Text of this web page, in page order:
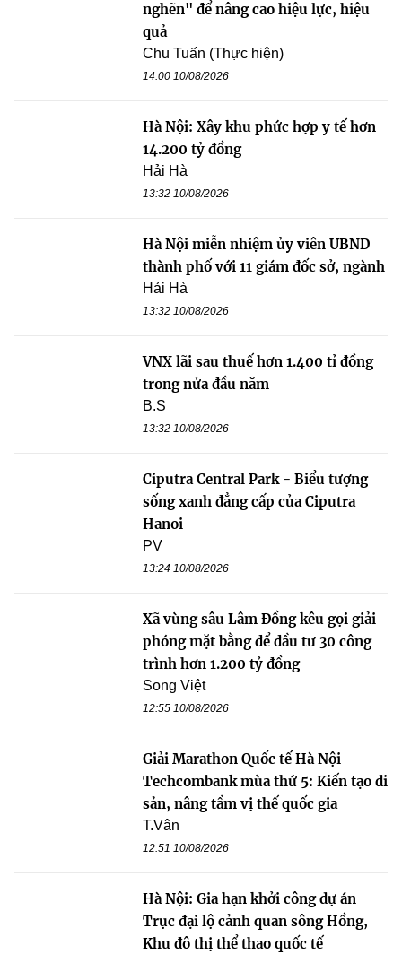
nghẽn" để nâng cao hiệu lực, hiệu
quả
Chu Tuấn (Thực hiện)
14:00 10/08/2026
Hà Nội: Xây khu phức hợp y tế hơn
14.200 tỷ đồng
Hải Hà
13:32 10/08/2026
Hà Nội miễn nhiệm ủy viên UBND
thành phố với 11 giám đốc sở, ngành
Hải Hà
13:32 10/08/2026
VNX lãi sau thuế hơn 1.400 tỉ đồng
trong nửa đầu năm
B.S
13:32 10/08/2026
Ciputra Central Park - Biểu tượng
sống xanh đẳng cấp của Ciputra
Hanoi
PV
13:24 10/08/2026
Xã vùng sâu Lâm Đồng kêu gọi giải
phóng mặt bằng để đầu tư 30 công
trình hơn 1.200 tỷ đồng
Song Việt
12:55 10/08/2026
Giải Marathon Quốc tế Hà Nội
Techcombank mùa thứ 5: Kiến tạo di
sản, nâng tầm vị thế quốc gia
T.Vân
12:51 10/08/2026
Hà Nội: Gia hạn khởi công dự án
Trục đại lộ cảnh quan sông Hồng,
Khu đô thị thể thao quốc tế